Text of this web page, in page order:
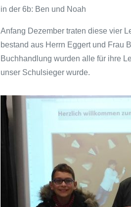
in der 6b: Ben und Noah
Anfang Dezember traten diese vier
bestand aus Herrn Eggert und Frau
Buchhandlung wurden alle für ihre
unser Schulsieger wurde.